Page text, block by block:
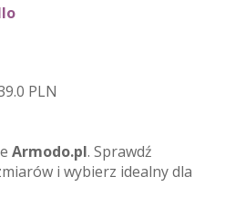
PLN
Armodo.pl. Sprawdź
i wybierz idealny dla